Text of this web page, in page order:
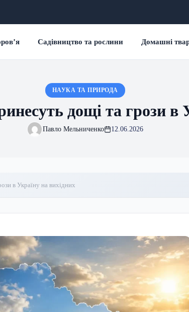
Садівництво та рослини Домашні
НАУКА ТА ПРИРОДА
дощі та грози в
Павло Мельниченко 12.06.2026
в Україну на вихідних